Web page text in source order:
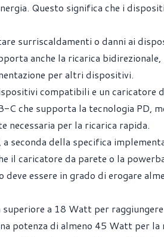
Questo significa che i
surriscaldamenti o danni ai
anche la ricarica bidirezionale,
per altri dispositivi.
compatibili e un caricatore
C che supporta la tecnologia PD,
necessaria per la ricarica rapida.
seconda della specifica
il caricatore da parete o la
essere in grado di erogare
a 18 Watt per
potenza di almeno 45 Watt per la